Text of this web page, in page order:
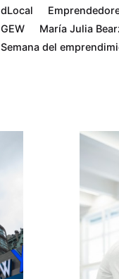
dLocal
GEW
María Julia
Semana del